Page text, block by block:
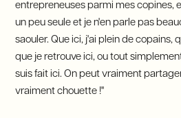
entrepreneuses parmi mes copines,
un peu seule et je n'en parle pas
saouler. Que ici, j'ai plein de copains,
que je retrouve ici, ou tout
suis fait ici. On peut vraiment
vraiment chouette !"